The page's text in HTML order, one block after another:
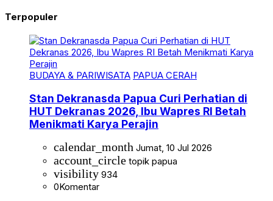
Terpopuler
BUDAYA & PARIWISATA PAPUA CERAH
Stan Dekranasda Papua Curi Perhatian di
HUT Dekranas 2026, Ibu Wapres RI Betah
Menikmati Karya Perajin
calendar_month Jumat, 10 Jul 2026
account_circle topik papua
visibility 934
0Komentar